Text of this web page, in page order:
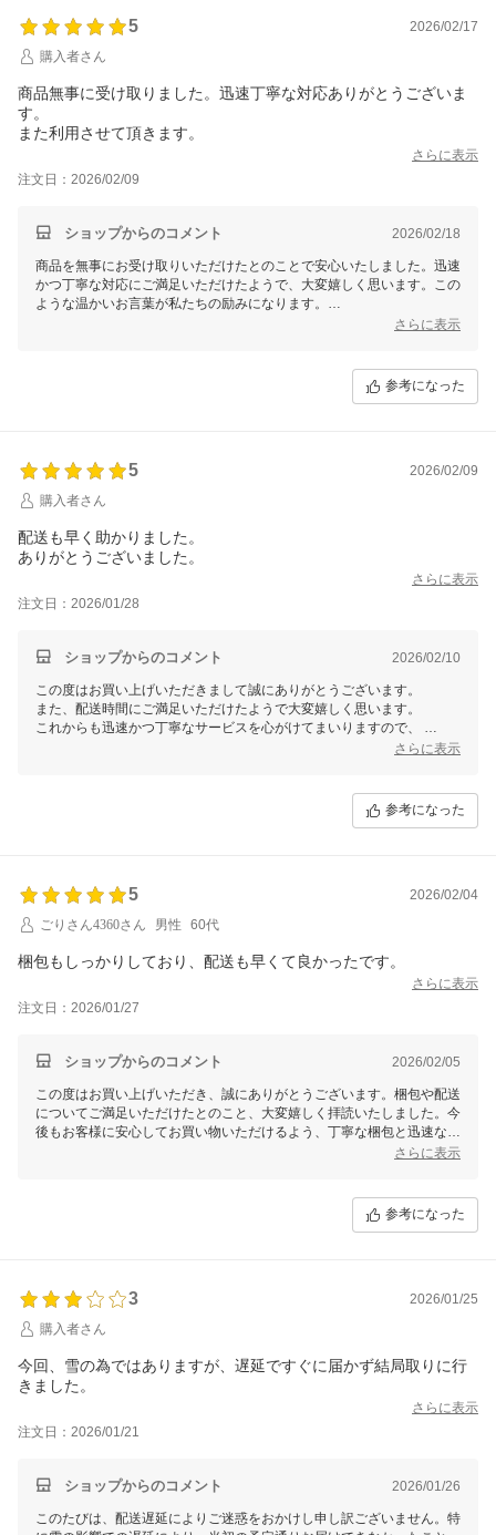
談いただくのも一つの手段かと思います。商品に関しましてもさらにご
不明な点があればお気軽にお問い合わせください。引き続き、安心して
お使いいただける商品をお届けできるよう努めてまいります。
今後とも何卒よろしくお願いいたします。
5
2026/02/17
購入者さん
商品無事に受け取りました。迅速丁寧な対応ありがとうございま
す。
また利用させて頂きます。
さらに表示
注文日：2026/02/09
ショップからのコメント 2026/02/18
商品を無事にお受け取りいただけたとのことで安心いたしました。迅速
かつ丁寧な対応にご満足いただけたようで、大変嬉しく思います。この
ような温かいお言葉が私たちの励みになります。
またご利用いただける日を心よりお待ちしております。何かお気づきの
さらに表示
参考になった
5
2026/02/09
購入者さん
配送も早く助かりました。
ありがとうございました。
さらに表示
注文日：2026/01/28
ショップからのコメント 2026/02/10
この度はお買い上げいただきまして誠にありがとうございます。
また、配送時間にご満足いただけたようで大変嬉しく思います。
これからも迅速かつ丁寧なサービスを心がけてまいりますので、
さらに表示
参考になった
5
2026/02/04
ごりさん4360さん
男性 60代
梱包もしっかりしており、配送も早くて良かったです。
さらに表示
注文日：2026/01/27
ショップからのコメント 2026/02/05
この度はお買い上げいただき、誠にありがとうございます。梱包や配送
についてご満足いただけたとのこと、大変嬉しく拝読いたしました。今
後もお客様に安心してお買い物いただけるよう、丁寧な梱包と迅速な配
送を心掛けてまいります。またのご利用を心よりお待ちしております。
さらに表示
参考になった
3
2026/01/25
購入者さん
今回、雪の為ではありますが、遅延ですぐに届かず結局取りに行
きました。
さらに表示
注文日：2026/01/21
ショップからのコメント 2026/01/26
このたびは、配送遅延によりご迷惑をおかけし申し訳ございません。特